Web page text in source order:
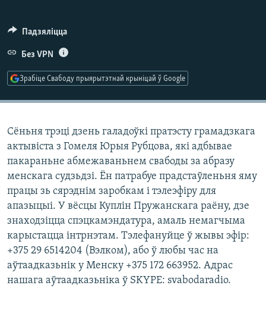
КАЛЯНДАР
НА ХВАЛЯХ СВАБОДЫ
Падзяліцца
Без VPN
Зрабіце Свабоду прыярытэтнай крыніцай ў Google
Сёньня трэці дзень галадоўкі пратэсту грамадзкага
актывіста з Гомеля Юрыя Рубцова, які адбывае
пакараньне абмежаваньнем свабоды за абразу
менскага судзьдзі. Ён патрабуе прадстаўленьня яму
працы зь сярэднім заробкам і тэлеэфіру для
апазыцыі. У вёсцы Куплін Пружанскага раёну, дзе
знаходзіцца спэцкамэндатура, амаль немагчыма
карыстацца інтрнэтам. Тэлефануйце ў жывы эфір:
+375 29 6514204 (Вэлком), або ў любы час на
аўтаадказьнік у Менску +375 172 663952. Адрас
нашага аўтаадказьніка ў SKYPE: svabodaradio.